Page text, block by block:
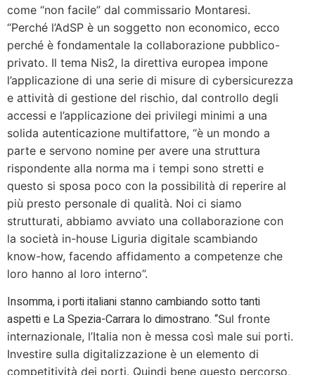
come “non facile” dal commissario Montaresi.
“Perché l’AdSP è un soggetto non economico, ecco
perché è fondamentale la collaborazione pubblico-
privato. Il tema Nis2, la direttiva europea impone
l’applicazione di una serie di misure di cybersicurezza
e attività di gestione del rischio, dal controllo degli
accessi e l’applicazione dei privilegi minimi a una
solida autenticazione multifattore, “è un mondo a
parte e servono nomine per avere una struttura
rispondente alla norma ma i tempi sono stretti e
questo si sposa poco con la possibilità di reperire al
più presto personale di qualità. Noi ci siamo
strutturati, abbiamo avviato una collaborazione con
la società in-house Liguria digitale scambiando
know-how, facendo affidamento a competenze che
loro hanno al loro interno”.
Insomma, i porti italiani stanno cambiando sotto tanti
aspetti e La Spezia-Carrara lo dimostrano. “Sul fronte
internazionale, l’Italia non è messa così male sui porti.
Investire sulla digitalizzazione è un elemento di
competitività dei porti. Quindi bene questo percorso,